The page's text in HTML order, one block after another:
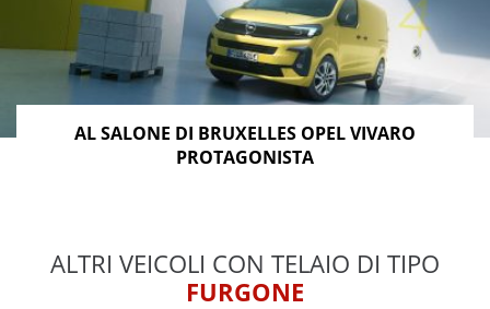
AL SALONE DI BRUXELLES OPEL VIVARO
PROTAGONISTA
ALTRI VEICOLI CON TELAIO DI TIPO
FURGONE